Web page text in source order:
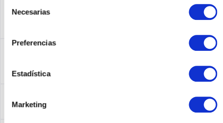
Necesarias
Preferencias
Estadística
Marketing
Descripción
Datentransferraten: 10,100,1000 Mbit/s....
Leasingmás